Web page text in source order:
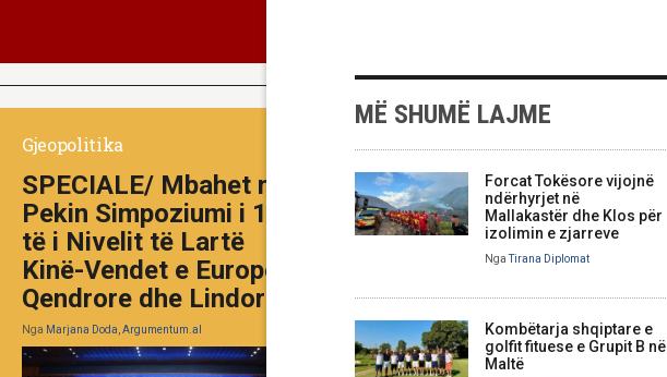
MË SHUMË LAJME
Forcat Tokësore vijojnë
ndërhyrjet në
Mallakastër dhe Klos për
izolimin e zjarreve
NgaTirana Diplomat
Kombëtarja shqiptare e
golfit fituese e Grupit B në
Maltë
Gjeopolitika
SPECIALE/ Mbahet në
Pekin Simpoziumi i 10-
të i Nivelit të Lartë
Kinë-Vendet e Europës
Qendrore dhe Lindore
Nga Marjana Doda, Argumentum.al